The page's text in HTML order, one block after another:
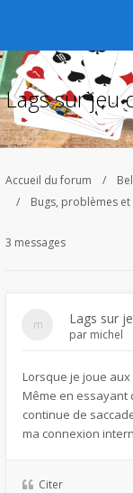
Lags sur jeu
Accueil du forum
Bugs, problèmes
3 messages
Lags sur
par michel
Lorsque je joue
Même en essayant
continue de
ma connexion
Citer